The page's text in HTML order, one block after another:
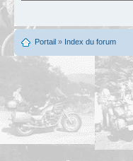
Portail » Index du forum